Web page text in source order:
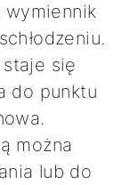
się
do punktu
można
lub do